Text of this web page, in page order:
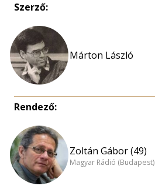
Szerző:
Márton László
Rendező:
Zoltán Gábor (49)
Magyar Rádió (Budapest)